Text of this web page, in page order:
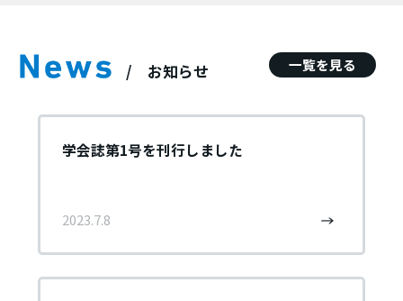
お知らせ
学会誌第1号を刊行しました
2023.7.8
一覧を見る